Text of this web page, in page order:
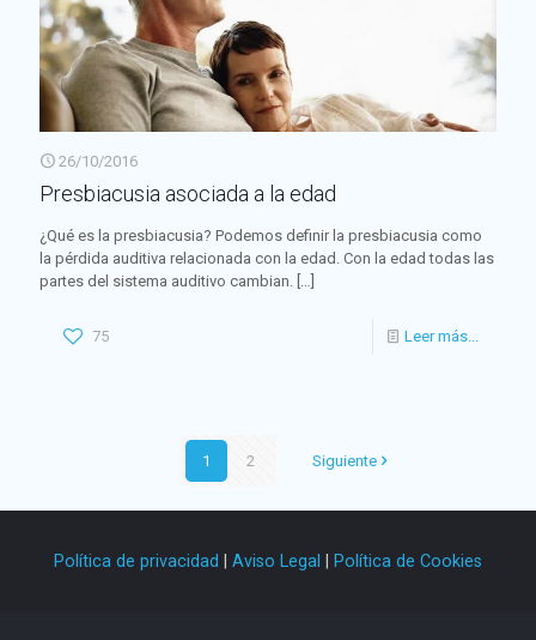
26/10/2016
Presbiacusia asociada a la edad
¿Qué es la presbiacusia? Podemos definir la presbiacusia como
la pérdida auditiva relacionada con la edad. Con la edad todas las
partes del sistema auditivo cambian. […]
75 Leer más...
1 2 Siguiente
Política de privacidad Aviso Legal Política de Cookies